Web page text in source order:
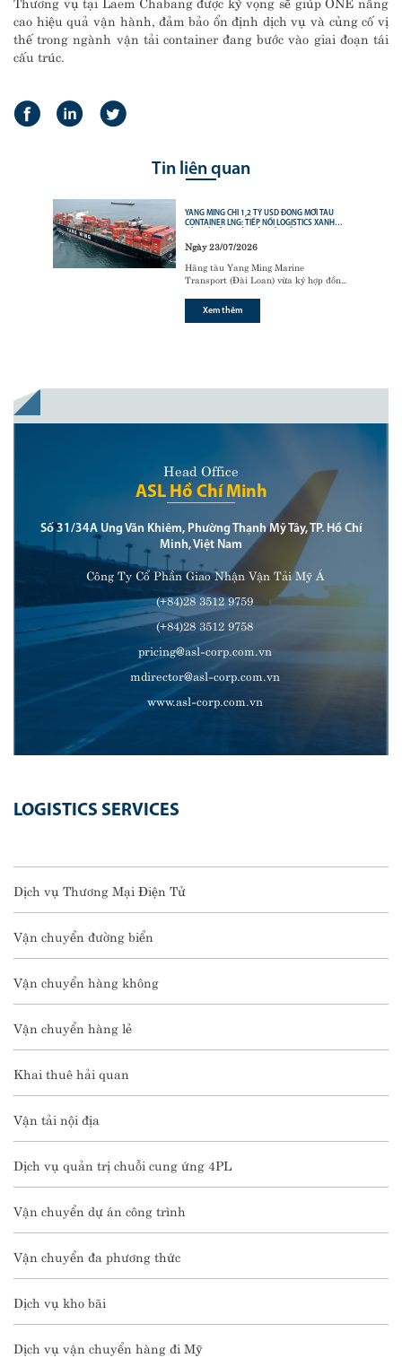
cao hiệu quả vận hành, đảm bảo ổn định dịch vụ và củng cố vị
thế trong ngành vận tải container đang bước vào giai đoạn tái
cấu trúc.
Tin liên quan
YANG MING CHI 1,2 TỶ USD ĐÓNG MỚI TÀU
CONTAINER LNG: TIẾP NỐI LOGISTICS XANH
Ngày 23/07/2026
Hãng tàu Yang Ming Marine
Transport (Đài Loan) vừa ký hợp đồng
(Hàn Quốc) để đóng mới
container sử dụng động cơ nhiên liệu
Xem thêm
Head Office
ASL Hồ Chí Minh
Số 31/34A Ung Văn Khiêm, Phường Thạnh Mỹ Tây, TP. Hồ Chí
Minh, Việt Nam
Công Ty Cổ Phần Giao Nhận Vận Tải Mỹ Á
(+84)28 3512 9759
(+84)28 3512 9758
pricing@asl-corp.com.vn
mdirector@asl-corp.com.vn
www.asl-corp.com.vn
LOGISTICS SERVICES
Dịch vụ Thương Mại Điện Tử
Vận chuyển đường biển
Vận chuyển hàng không
Vận chuyển hàng lẻ
Khai thuê hải quan
Vận tải nội địa
Dịch vụ quản trị chuỗi cung ứng 4PL
Vận chuyển dự án công trình
Vận chuyển đa phương thức
Dịch vụ kho bãi
Dịch vụ vận chuyển hàng đi Mỹ